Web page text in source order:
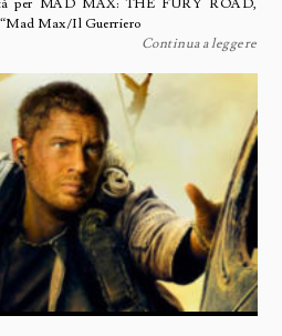
per MAD MAX: THE FURY ROAD,
Max/Il Guerriero
Continua a leggere